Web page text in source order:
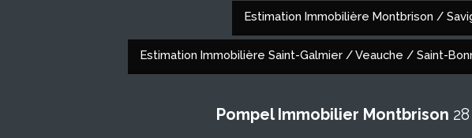
Estimation Immobilière Montbrison /
Estimation Immobilière Saint-Galmier / Veauche / Saint-
Pompel Immobilier Montbrison